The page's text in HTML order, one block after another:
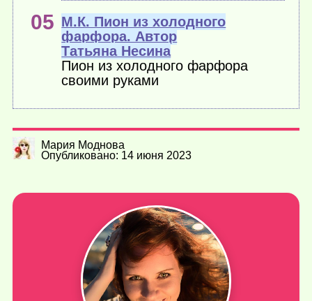
М.К. Пион из холодного
фарфора. Автор
Татьяна Несина
Пион из холодного фарфора
своими руками
Мария Моднова
Опубликовано: 14 июня 2023